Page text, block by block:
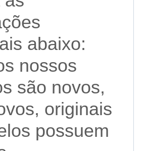
abaixo:
nossos
são novos,
originais
possuem